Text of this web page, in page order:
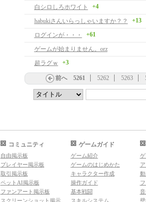
白シロしろホワイト
+4
habukiさんいらっしゃいますか？？ +13
ログインが・・・ +61
ゲームが始まりません。orz
超ラグｗ
+3
前へ 5261 5262 5263
コミュニティ
自由掲示板
プレイヤー掲示板
取引掲示板
ペットAI掲示板
ファンアート掲示板
スクリーンショット掲示
ゲームガイド
ゲーム紹介
ゲームのはじめかた
キャラクター作成
操作ガイド
基本戦闘
スキルシステム